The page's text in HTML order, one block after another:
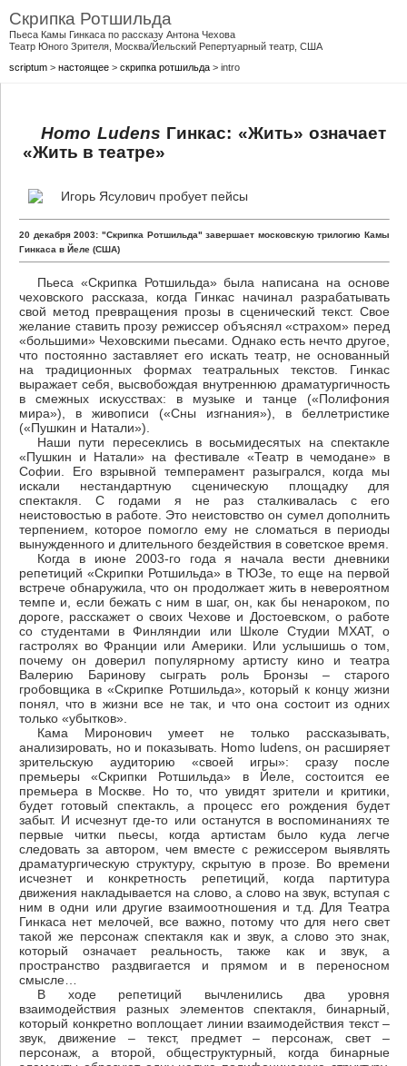
Скрипка Ротшильда
Пьеса Камы Гинкаса по рассказу Антона Чехова
Театр Юного Зрителя, Москва/Йельский Репертуарный театр, США
scriptum > настоящее > скрипка ротшильда > intro
Homo Ludens Гинкас: «Жить» означает
«Жить в театре»
20 декабря 2003: "Скрипка Ротшильда" завершает московскую трилогию Камы
Гинкаса в Йеле (США)
Пьеса «Скрипка Ротшильда» была написана на основе
чеховского рассказа, когда Гинкас начинал разрабатывать
свой метод превращения прозы в сценический текст. Свое
желание ставить прозу режиссер объяснял «страхом» перед
«большими» Чеховскими пьесами. Однако есть нечто другое,
что постоянно заставляет его искать театр, не основанный
на традиционных формах театральных текстов. Гинкас
выражает себя, высвобождая внутреннюю драматургичность
в смежных искусствах: в музыке и танце («Полифония
мира»), в живописи («Сны изгнания»), в беллетристике
(«Пушкин и Натали»).
Наши пути пересеклись в восьмидесятых на спектакле
«Пушкин и Натали» на фестивале «Театр в чемодане» в
Софии. Его взрывной темперамент разыгрался, когда мы
искали нестандартную сценическую площадку для
спектакля. С годами я не раз сталкивалась с его
неистовостью в работе. Это неистовство он сумел дополнить
терпением, которое помогло ему не сломаться в периоды
вынужденного и длительного бездействия в советское время.
Когда в июне 2003-го года я начала вести дневники
репетиций «Скрипки Ротшильда» в ТЮЗе, то еще на первой
встрече обнаружила, что он продолжает жить в невероятном
темпе и, если бежать с ним в шаг, он, как бы ненароком, по
дороге, расскажет о своих Чехове и Достоевском, о работе
со студентами в Финляндии или Школе Студии МХАТ, о
гастролях во Франции или Америки. Или услышишь о том,
почему он доверил популярному артисту кино и театра
Валерию Баринову сыграть роль Бронзы – старого
гробовщика в «Скрипке Ротшильда», который к концу жизни
понял, что в жизни все не так, и что она состоит из одних
только «убытков».
Кама Миронович умеет не только рассказывать,
анализировать, но и показывать. Homo ludens, он расширяет
зрительскую аудиторию «своей игры»: сразу после
премьеры «Скрипки Ротшильда» в Йеле, состоится ее
премьера в Москве. Но то, что увидят зрители и критики,
будет готовый спектакль, а процесс его рождения будет
забыт. И исчезнут где-то или останутся в воспоминаниях те
первые читки пьесы, когда артистам было куда легче
следовать за автором, чем вместе с режиссером выявлять
драматургическую структуру, скрытую в прозе. Во времени
исчезнет и конкретность репетиций, когда партитура
движения накладывается на слово, а слово на звук, вступая с
ним в одни или другие взаимоотношения и т.д. Для Театра
Гинкаса нет мелочей, все важно, потому что для него свет
такой же персонаж спектакля как и звук, а слово это знак,
который означает реальность, также как и звук, а
пространство раздвигается и прямом и в переносном
смысле…
В ходе репетиций вычленились два уровня
взаимодействия разных элементов спектакля, бинарный,
который конкретно воплощает линии взаимодействия текст –
звук, движение – текст, предмет – персонаж, свет –
персонаж, а второй, общеструктурный, когда бинарные